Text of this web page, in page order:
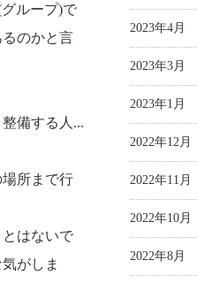
ループ)で
のかと言
備する人...
所まで行
はないで
がしま
2023年4月
2023年3月
2023年1月
2022年12月
2022年11月
2022年10月
2022年8月